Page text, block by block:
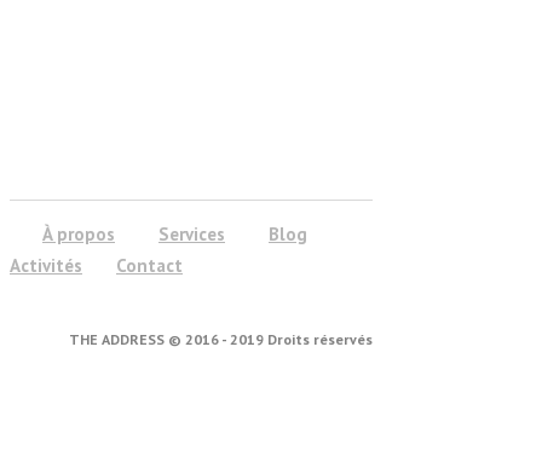
À propos Services
Blog
Activités
Contact
THE ADDRESS © 2016 - 2019 Droits réservés